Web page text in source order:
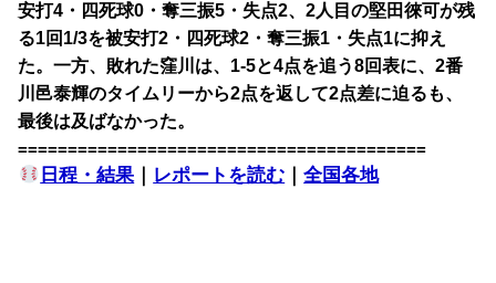
安打4・四死球0・奪三振5・失点2、2人目の堅田徠可が残
る1回1/3を被安打2・四死球2・奪三振1・失点1に抑え
た。一方、敗れた窪川は、1-5と4点を追う8回表に、2番
川邑泰輝のタイムリーから2点を返して2点差に迫るも、
最後は及ばなかった。
=========================================
日程・結果｜ レポートを読む ｜全国各地